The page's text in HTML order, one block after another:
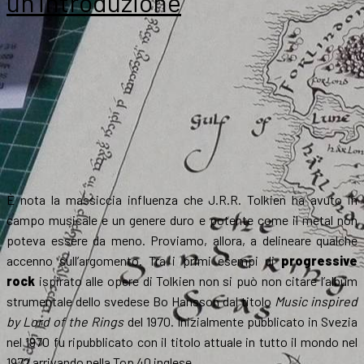
autori
È nota la massiccia influenza che J.R.R. Tolkien ha avuto in
campo musicale e un genere duro e potente come il metal non
poteva essere da meno. Proviamo, allora, a delineare qualche
accenno sull’argomento. Tra i primi esempi diprogressive
rock ispirato alle opere di Tolkien non si può non citare l’album
strumentale dello svedese Bo Hansson dal titolo Music inspired
by Lord of the Ringsdel 1970. Inizialmente pubblicato in Svezia
nel 1970 fu ripubblicato con il titolo attuale in tutto il mondo nel